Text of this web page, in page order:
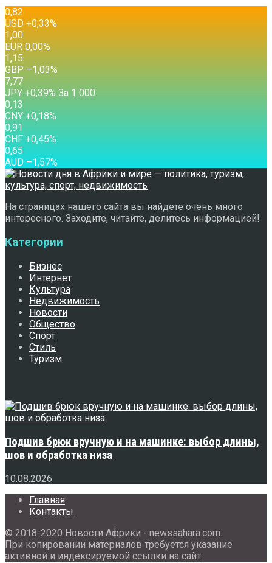
0,82
USD +0,33%
1,00
EUR 0,00%
1,15
GBP –1,03%
7,77
JPY +0,39% За 1 000
0,13
CNY +0,18%
0,91
CHF +0,45%
0,65
AUD –1,57%
На страницах нашего сайта вы найдете очень много
интересного. Заходите, читайте, делитесь информацией!
Категории
Бизнес
Интернет
Культура
Недвижимость
Новости
Общество
Спорт
Стиль
Туризм
Подшив брюк вручную и на машинке: выбор длины,
шов и обработка низа
10.08.2026
Главная
Контакты
© 2018-2020 Новости Африки - newssahara.com.
При копировании материалов требуется указание
активной и индексируемой ссылки на сайт.